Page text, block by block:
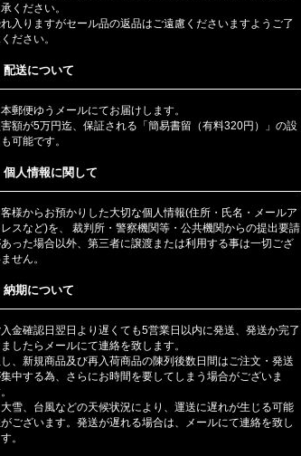
ください。
入りますがセール品の返品はご遠慮くださいますようご了
ださい。
配送について
本郵便ゆうメールにてお届けします。
額が5万円迄、保証される「簡易書留（有料320円）」の設
可能です。
個人情報に関して
様からお預かりした大切な個人情報(住所・氏名・メールア
レスなど)を、 裁判所・警察機関等・公共機関からの提出要請
った場合以外、第三者に譲渡または利用する事は一切ござ
せん。
納期について
入金確認日翌日より遅くても5営業日以内に発送、発送か完了
ましたらメールにて連絡を致します。
、新規商品及び再入荷商品の陳列後数日間はご注文・発送
中する為、さらにお時間を要してしまう場合がございま
雪、台風などの天候状況により、運送に遅れが生じる可能
ございます。発送が遅れる場合は、メールにて連絡を致し
。